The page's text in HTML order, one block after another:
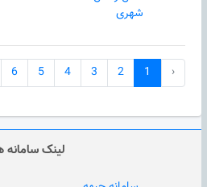
شهری
‹
1
2
3
4
5
6
لینک سامانه